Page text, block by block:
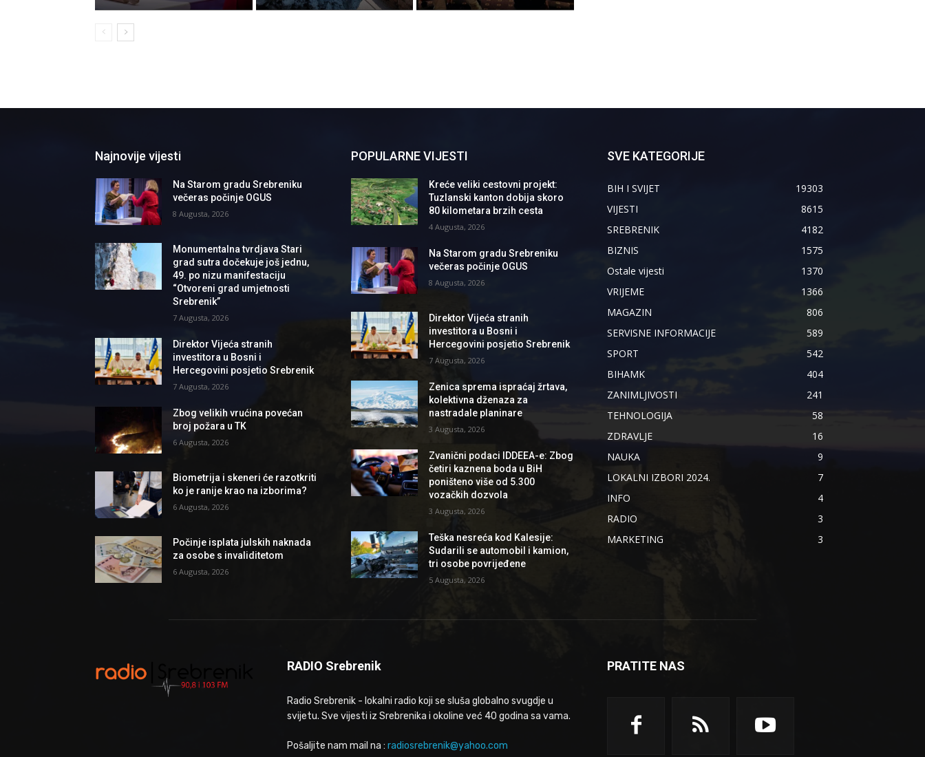
Najnovije vijesti
Na Starom gradu Srebreniku
večeras počinje OGUS
8 Augusta, 2026
Monumentalna tvrdjava Stari
grad sutra dočekuje još jednu,
49. po nizu manifestaciju
“Otvoreni grad umjetnosti
Srebrenik”
7 Augusta, 2026
Direktor Vijeća stranih
investitora u Bosni i
Hercegovini posjetio Srebrenik
7 Augusta, 2026
Zbog velikih vrućina povećan
broj požara u TK
6 Augusta, 2026
Biometrija i skeneri će razotkriti
ko je ranije krao na izborima?
6 Augusta, 2026
Počinje isplata julskih naknada
za osobe s invaliditetom
6 Augusta, 2026
POPULARNE VIJESTI
Kreće veliki cestovni projekt:
Tuzlanski kanton dobija skoro
80 kilometara brzih cesta
4 Augusta, 2026
Na Starom gradu Srebreniku
večeras počinje OGUS
8 Augusta, 2026
Direktor Vijeća stranih
investitora u Bosni i
Hercegovini posjetio Srebrenik
7 Augusta, 2026
Zenica sprema ispraćaj žrtava,
kolektivna dženaza za
nastradale planinare
3 Augusta, 2026
Zvanični podaci IDDEEA-e: Zbog
četiri kaznena boda u BiH
poništeno više od 5.300
vozačkih dozvola
3 Augusta, 2026
Teška nesreća kod Kalesije:
Sudarili se automobil i kamion,
tri osobe povrijeđene
5 Augusta, 2026
SVE KATEGORIJE
BIH I SVIJET
19303
VIJESTI
8615
SREBRENIK
4182
BIZNIS
1575
Ostale vijesti
1370
VRIJEME
1366
MAGAZIN
806
SERVISNE INFORMACIJE
589
SPORT
542
BIHAMK
404
ZANIMLJIVOSTI
241
TEHNOLOGIJA
58
ZDRAVLJE
16
NAUKA
9
LOKALNI IZBORI 2024.
7
INFO
4
RADIO
3
MARKETING
3
RADIO Srebrenik
Radio Srebrenik - lokalni radio koji se sluša globalno svugdje u
svijetu. Sve vijesti iz Srebrenika i okoline već 40 godina sa vama.
Pošaljite nam mail na : radiosrebrenik@yahoo.com
PRATITE NAS